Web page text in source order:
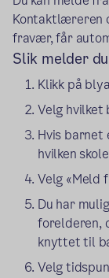
Kontaktlæreren
fravær, får
Slik melder
Klikk på
Velg
Hvis barnet
hvilken
Velg «Meld
Du har
forelderen,
knyttet til
Velg